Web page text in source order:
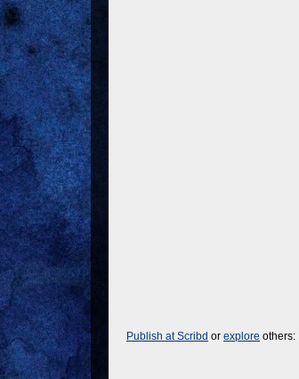
Publish at Scribd or explore others: